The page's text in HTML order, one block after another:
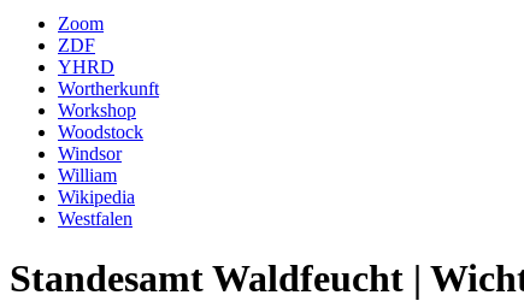
Zoom
ZDF
YHRD
Wortherkunft
Workshop
Woodstock
Windsor
William
Wikipedia
Westfalen
Standesamt Waldfeucht |